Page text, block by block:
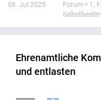
06. Jul 2025
Forum > 1.
Ehrenamtliche
und entlasten